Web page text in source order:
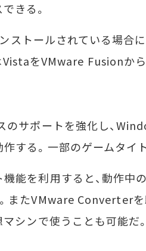
きる。
トールされている場合
をVMware Fusionから
サポートを強化し、
する。一部のゲームタイ
能を利用すると、動作中
またVMware Converter
シンで使うことも可能だ。